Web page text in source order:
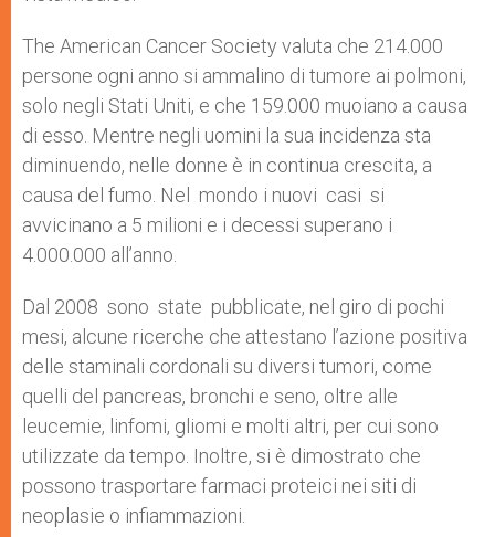
The American Cancer Society valuta che 214.000
persone ogni anno si ammalino di tumore ai polmoni,
solo negli Stati Uniti, e che 159.000 muoiano a causa
di esso. Mentre negli uomini la sua incidenza sta
diminuendo, nelle donne è in continua crescita, a
causa del fumo. Nel mondo i nuovi casi si
avvicinano a 5 milioni e i decessi superano i
4.000.000 all’anno.
Dal 2008 sono state pubblicate, nel giro di pochi
mesi, alcune ricerche che attestano l’azione positiva
delle staminali cordonali su diversi tumori, come
quelli del pancreas, bronchi e seno, oltre alle
leucemie, linfomi, gliomi e molti altri, per cui sono
utilizzate da tempo. Inoltre, si è dimostrato che
possono trasportare farmaci proteici nei siti di
neoplasie o infiammazioni.